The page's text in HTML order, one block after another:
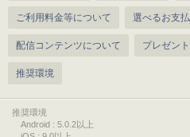
ご利用料金等について 選べるお支
配信コンテンツについて プレゼン
推奨環境
推奨環境
Android : 5.0.2以上